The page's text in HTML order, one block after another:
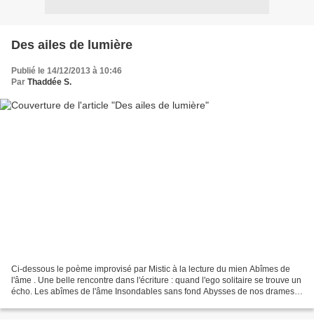
Des ailes de lumière
Publié le 14/12/2013 à 10:46
Par Thaddée S.
Ci-dessous le poème improvisé par Mistic à la lecture du mien Abîmes de
l'âme . Une belle rencontre dans l'écriture : quand l'ego solitaire se trouve un
écho. Les abîmes de l'âme Insondables sans fond Abysses de nos drames